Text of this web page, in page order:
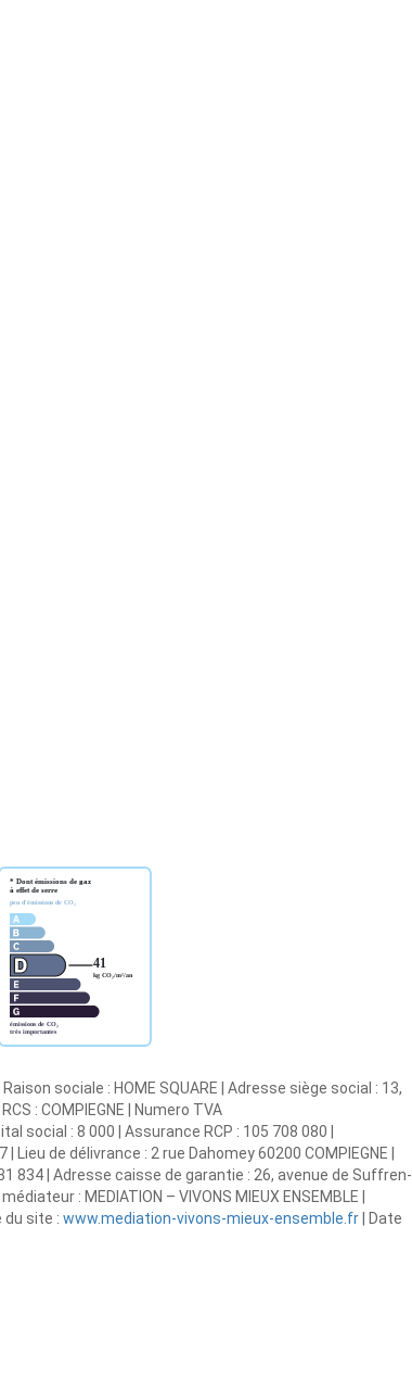
sociale : HOME SQUARE | Adresse siège social : 13,
: COMPIEGNE | Numero TVA
social : 8 000 | Assurance RCP : 105 708 080 |
de délivrance : 2 rue Dahomey 60200 COMPIEGNE |
834 | Adresse caisse de garantie : 26, avenue de Suffren-
: MEDIATION – VIVONS MIEUX ENSEMBLE |
du site : www.mediation-vivons-mieux-ensemble.fr | Date